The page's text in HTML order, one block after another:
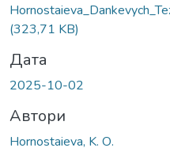
(323,71 KB)
Дата
2025-10-02
Автори
Hornostaieva, K. О.